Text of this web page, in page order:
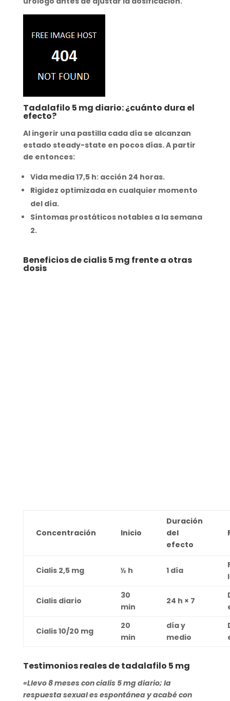
Tadalafilo 5 mg diario: ¿cuánto dura el
efecto?
Al ingerir una pastilla cada díase alcanzan
estado steady-state en pocos días. A partir
de entonces:
Vida media 17,5 h: acción 24 horas.
Rigidez optimizada en cualquier momento
del día.
Síntomas prostáticos notables a la semana
2.
Beneficios de cialis 5 mg frente a otras
dosis
Concentración Inicio
Duración
del
efecto
Cialis 2,5 mg ½ h 1 día
Cialis diario
30
min
24 h × 7
Cialis 10/20 mg
20
min
día y
medio
Testimonios reales de tadalafilo 5 mg
«Llevo 8 meses con cialis 5 mg diario; la
respuesta sexual es espontáneay acabé con